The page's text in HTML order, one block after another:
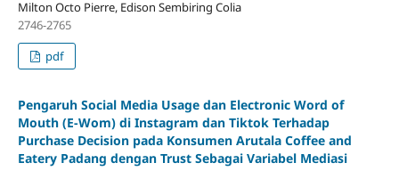
Milton Octo Pierre, Edison Sembiring Colia
2746-2765
pdf
Pengaruh Social Media Usage dan Electronic Word of
Mouth (E-Wom) di Instagram dan Tiktok Terhadap
Purchase Decision pada Konsumen Arutala Coffee and
Eatery Padang dengan Trust Sebagai Variabel Mediasi